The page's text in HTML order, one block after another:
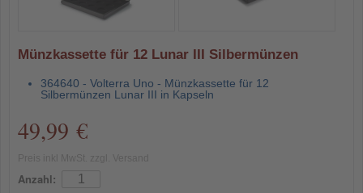
Münzkassette für 12 Lunar III Silbermünzen
364640 - Volterra Uno - Münzkassette für 12
Silbermünzen Lunar III in Kapseln
49,99 €
Anzahl: